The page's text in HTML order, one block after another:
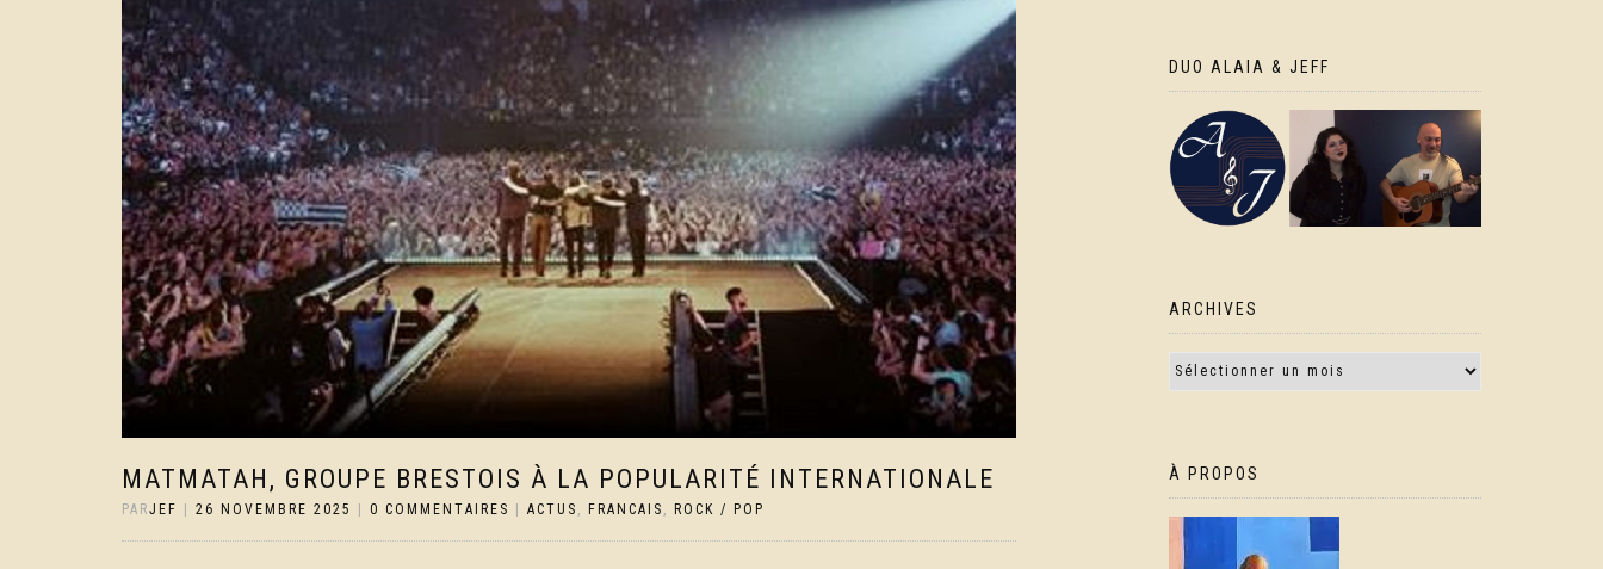
MATMATAH, GROUPE BRESTOIS À LA POPULARITÉ INTERNATIONALE
PARJEF 26 NOVEMBRE 2025 0 COMMENTAIRES ACTUS , FRANCAIS , ROCK / POP
DUO ALAIA & JEFF
ARCHIVES
À PROPOS